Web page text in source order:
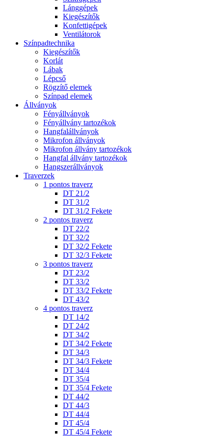
Lánggépek
Kiegészítők
Konfettigépek
Ventilátorok
Színpadtechnika
Kiegészítők
Korlát
Lábak
Lépcső
Rögzítő elemek
Színpad elemek
Állványok
Fényállványok
Fényállvány tartozékok
Hangfalállványok
Mikrofon állványok
Mikrofon állvány tartozékok
Hangfal állvány tartozékok
Hangszerállványok
Traverzek
1 pontos traverz
DT 21/2
DT 31/2
DT 31/2 Fekete
2 pontos traverz
DT 22/2
DT 32/2
DT 32/2 Fekete
DT 32/3 Fekete
3 pontos traverz
DT 23/2
DT 33/2
DT 33/2 Fekete
DT 43/2
4 pontos traverz
DT 14/2
DT 24/2
DT 34/2
DT 34/2 Fekete
DT 34/3
DT 34/3 Fekete
DT 34/4
DT 35/4
DT 35/4 Fekete
DT 44/2
DT 44/3
DT 44/4
DT 45/4
DT 45/4 Fekete